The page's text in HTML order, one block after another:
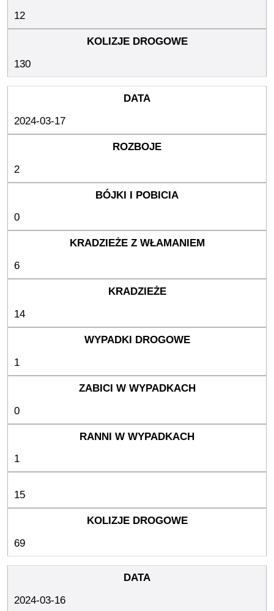
12
130
2024-03-17
2
0
6
14
1
0
1
15
69
2024-03-16